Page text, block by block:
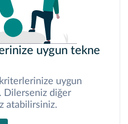
uygun tekne
uygun
Dilerseniz diğer
atabilirsiniz.